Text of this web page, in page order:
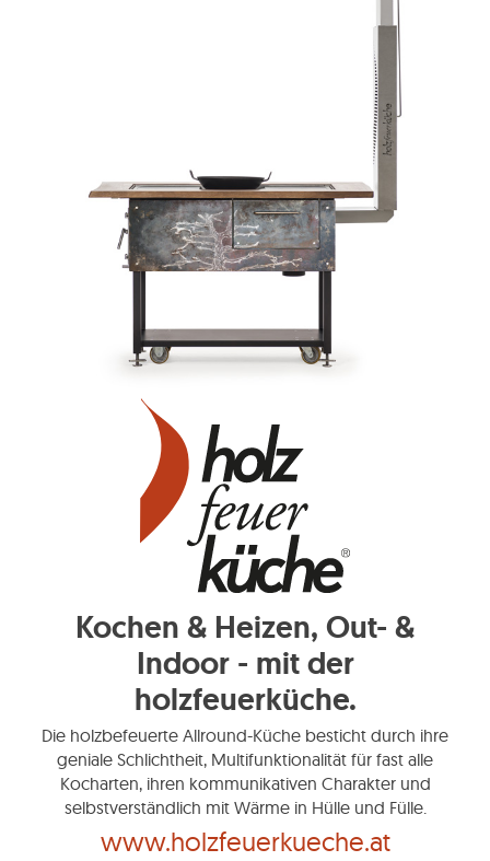
Kochen & Heizen, Out- &
Indoor - mit der
holzfeuerküche.
Die holzbefeuerte Allround-Küche besticht durch ihre
geniale Schlichtheit, Multifunktionalität für fast alle
Kocharten, ihren kommunikativen Charakter und
selbstverständlich mit Wärme in Hülle und Fülle.
www.holzfeuerkueche.at